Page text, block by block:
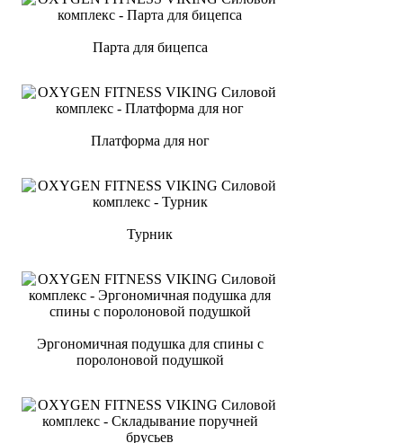
Парта для бицепса
Платформа для ног
Турник
Эргономичная подушка для спины с
поролоновой подушкой